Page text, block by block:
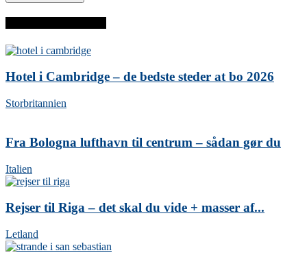
Hotel i Cambridge – de bedste steder at bo 2026
Storbritannien
Fra Bologna lufthavn til centrum – sådan gør du
Italien
Rejser til Riga – det skal du vide + masser af...
Letland